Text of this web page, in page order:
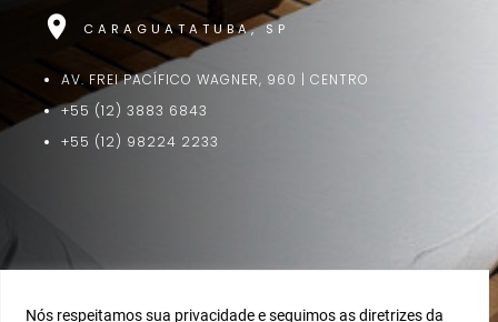
Nós respeitamos sua privacidade e seguimos as diretrizes da
location_on CARAGUATATUBA, SP
AV. FREI PACÍFICO WAGNER, 960 | CENTRO
+55 (12) 3883 6843
+55 (12) 98224 2233